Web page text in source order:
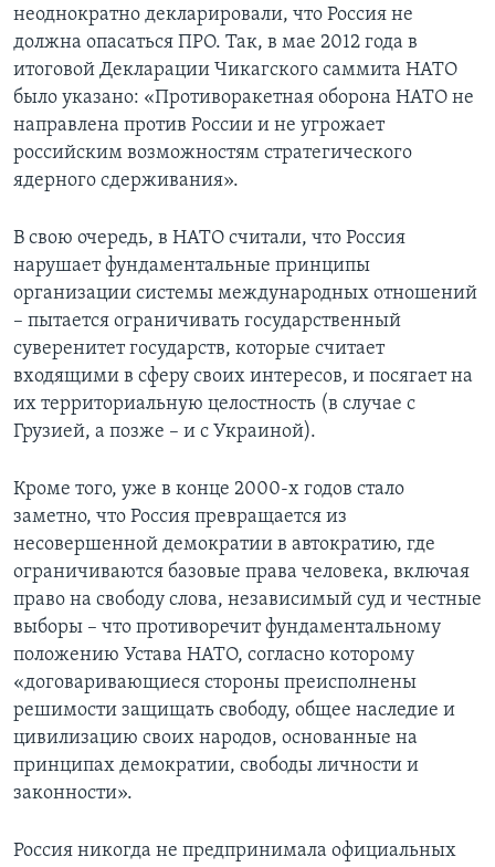
неоднократно декларировали, что Россия не
должна опасаться ПРО. Так, в мае 2012 года в
итоговой Декларации Чикагского саммита НАТО
было указано: «Противоракетная оборона НАТО не
направлена против России и не угрожает
российским возможностям стратегического
ядерного сдерживания».
В свою очередь, в НАТО считали, что Россия
нарушает фундаментальные принципы
организации системы международных отношений
– пытается ограничивать государственный
суверенитет государств, которые считает
входящими в сферу своих интересов, и посягает на
их территориальную целостность (в случае с
Грузией, а позже – и с Украиной).
Кроме того, уже в конце 2000-х годов стало
заметно, что Россия превращается из
несовершенной демократии в автократию, где
ограничиваются базовые права человека, включая
право на свободу слова, независимый суд и честные
выборы – что противоречит фундаментальному
положению Устава НАТО, согласно которому
«договаривающиеся стороны преисполнены
решимости защищать свободу, общее наследие и
цивилизацию своих народов, основанные на
принципах демократии, свободы личности и
законности».
Россия никогда не предпринимала официальных